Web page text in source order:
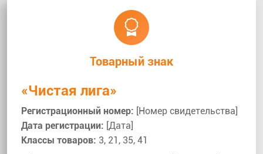
Товарный знак
«Чистая лига»
Регистрационный номер: [Номер свидетельства]
Дата регистрации: [Дата]
Классы товаров: 3, 21, 35, 41